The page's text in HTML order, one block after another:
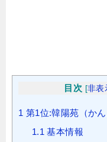
目次 [非表
1 第1位:韓陽苑（かん
1.1 基本情報